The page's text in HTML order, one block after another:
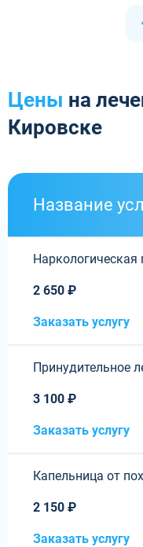
Цены на
Кировске
Название
2 650 ₽
Заказать услугу
Принудительное
3 100 ₽
Заказать услугу
Капельница от
2 150 ₽
Заказать услугу